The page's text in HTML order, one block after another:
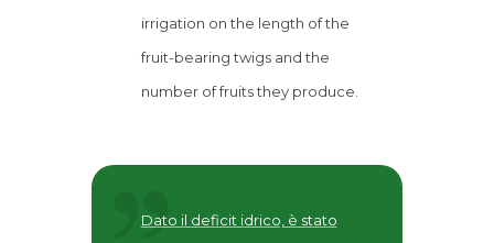
irrigation on the length of the
fruit-bearing twigs and the
number of fruits they produce.
Dato il deficit idrico, è stato